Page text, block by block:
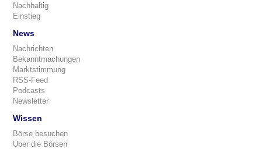
Nachhaltig
Einstieg
News
Nachrichten
Bekanntmachungen
Marktstimmung
RSS-Feed
Podcasts
Newsletter
Wissen
Börse besuchen
Über die Börsen